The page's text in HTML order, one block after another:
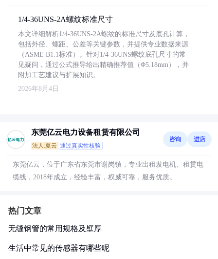
1/4-36UNS-2A螺纹标准尺寸
本文详细解析1/4-36UNS-2A螺纹的标准尺寸及底孔计算，
包括外径、螺距、公差等关键参数，并提供专业数据来源
（ASME B1.1标准）。针对1/4-36UNS螺纹底孔尺寸的常
见疑问，通过公式推导给出精确推荐值（Φ5.18mm），并
附加工艺建议与扩展知识。
2026年8月4日
东莞亿云电力设备租赁有限公司
法人:夏云 通过真实性核验
咨询 进店
东莞亿云，位于广东省东莞市谢岗镇，专业出租发电机、租赁电
缆线，2018年成立，经验丰富，权威可靠，服务优质。
热门文章
无缝钢管的常用规格及壁厚
生活中常见的传感器有哪些呢